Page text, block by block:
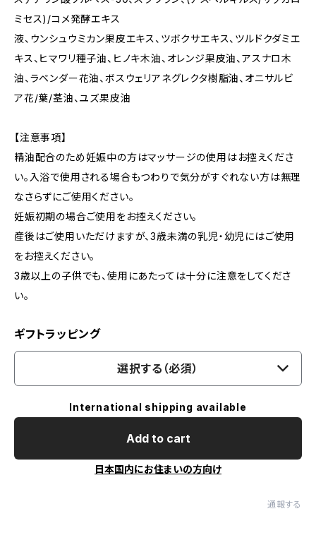
ミセス)/コメ発酵エキス
液、ウンシュウミカン果皮エキス、ツボクサエキス、ツルドクダミエ
キス、ヒマワリ種子油、ヒノキ木油、オレンジ果皮油、アスナロ木
油、ラベンダー花油、ボスウェリアネグレクタ樹脂油、オニサルビ
ア花/葉/茎油、ユズ果皮油
【注意事項】
精油配合のため妊娠中の方はマッサージの使用はお控えくださ
い。入浴で使用される場合もつわりで気分がすぐれない方は無理
なさらずにご使用ください。
妊娠初期の場合ご使用をお控えください。
産後はご使用いただけますが、3歳未満の乳児・幼児にはご使用
をお控えください。
3歳以上の子供でも、使用にあたっては十分に注意をしてくださ
い。
ギフトラッピング
選択する（必須）
International shipping available
Add to cart
日本国内にお住まいの方向け
通報する